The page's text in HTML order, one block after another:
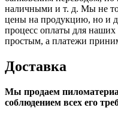
наличными и т. д. Мы не
цены на продукцию, но и
процесс оплаты для
простым, а платежи
Доставка
Мы продаем
соблюдением всех его